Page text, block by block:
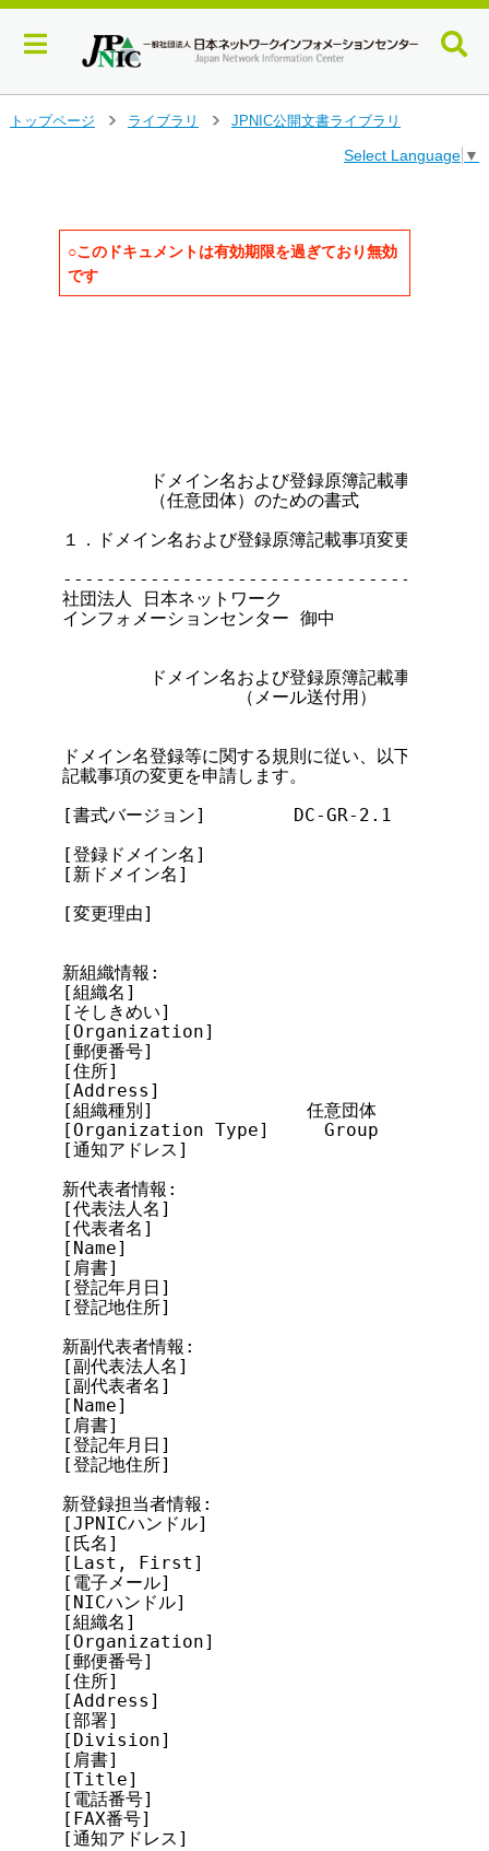
トップページ
ライブラリ
JPNIC公開文書ライブラリ
Select Language ▼
○このドキュメントは有効期限を過ぎており無効
です
ドメイン名および登録原簿記載事項変更申
        （任意団体）のための書式
１．ドメイン名および登録原簿記載事項変更申請メー
社団法人 日本ネットワーク
インフォメーションセンター 御中
ドメイン名および登録原簿記載事項変更申
                （メール送付用）
ドメイン名登録等に関する規則に従い、以下の通り
記載事項の変更を申請します。
[書式バージョン]        DC-GR-2.1
[登録ドメイン名]
[新ドメイン名]
[変更理由]
新組織情報:
[組織名]
[そしきめい]
[Organization]
[郵便番号]
[住所]
[Address]
[組織種別]              任意団体
[Organization Type]     Group
[通知アドレス]
新代表者情報:
[代表法人名]
[代表者名]
[Name]
[肩書]
[登記年月日]
[登記地住所]
新副代表者情報:
[副代表法人名]
[副代表者名]
[Name]
[肩書]
[登記年月日]
[登記地住所]
新登録担当者情報:
[JPNICハンドル]
[氏名]
[Last, First]
[電子メール]
[NICハンドル]
[組織名]
[Organization]
[郵便番号]
[住所]
[Address]
[部署]
[Division]
[肩書]
[Title]
[電話番号]
[FAX番号]
[通知アドレス]